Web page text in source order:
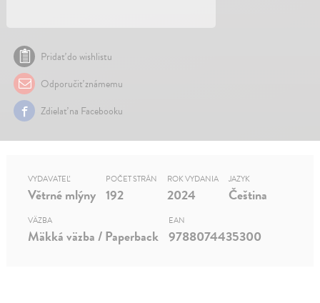
Pridať do wishlistu
Odporučiť známemu
Zdielať na Facebooku
VYDAVATEĽ
Větrné mlýny
POČET STRÁN
192
ROK VYDANIA
2024
JAZYK
Čeština
VÄZBA
Mäkká väzba / Paperback
EAN
9788074435300